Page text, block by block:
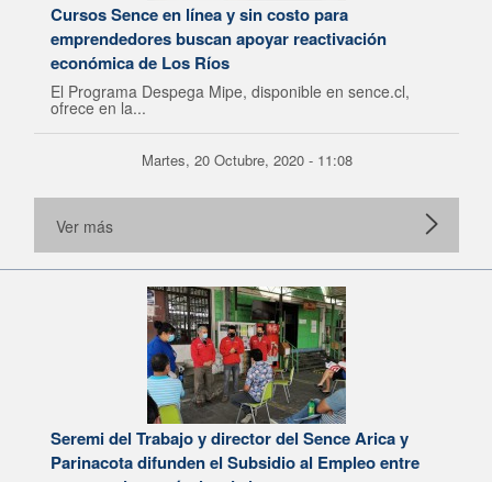
Cursos Sence en línea y sin costo para
emprendedores buscan apoyar reactivación
económica de Los Ríos
El Programa Despega Mipe, disponible en sence.cl,
ofrece en la...
Martes, 20 Octubre, 2020 - 11:08
Ver más
Seremi del Trabajo y director del Sence Arica y
Parinacota difunden el Subsidio al Empleo entre